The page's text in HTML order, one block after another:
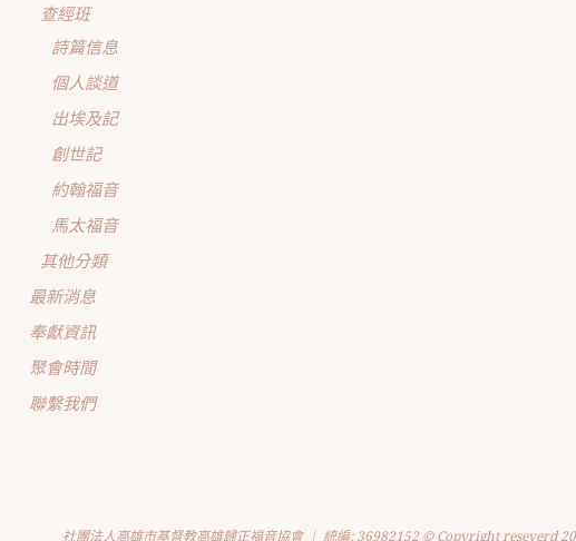
查經班
詩篇信息
個人談道
出埃及記
創世記
約翰福音
馬太福音
其他分類
最新消息
奉獻資訊
聚會時間
聯繫我們
社團法人高雄市基督教高雄歸正福音協會 ｜ 統編: 36982152 © Copyright reseverd